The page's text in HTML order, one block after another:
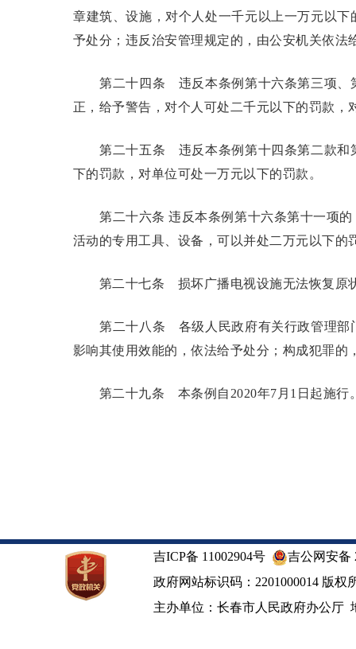
章建筑、设施，对个人处一千元以上一万元以
予处分；违反治安管理规定的，由公安机关依
第二十四条 违反本条例第十六条第三项、
正，给予警告，对个人可处二千元以下的罚款，
第二十五条 违反本条例第十四条第二款和
下的罚款，对单位可处一万元以下的罚款。
第二十六条 违反本条例第十六条第十一项
活动的专用工具、设备，可以并处二万元以下
第二十七条 损坏广播电视设施无法恢复原
第二十八条 各级人民政府有关行政管理部
影响其使用效能的，依法给予处分；构成犯罪的
第二十九条 本条例自2020年7月1日起施行